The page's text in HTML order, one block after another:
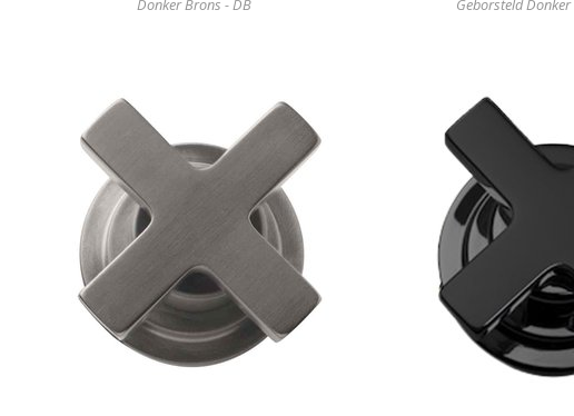
Donker Brons - DB Geborsteld